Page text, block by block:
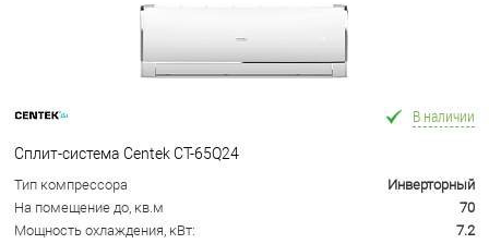
В наличии
Сплит-система Centek CT-65Q24
Тип компрессора
Инверторный
На помещение до, кв.м
70
Мощность охлаждения, кВт:
7.2